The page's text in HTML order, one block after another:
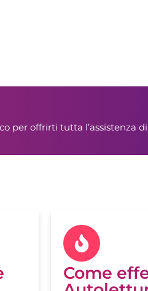
per offrirti tutta l’assistenza
Come